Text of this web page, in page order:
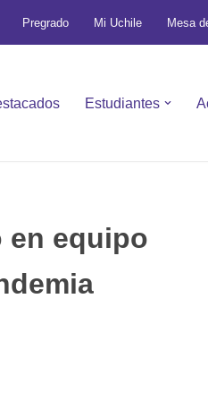
Pregrado Mi Uchile Mesa
Estudiantes
en equipo